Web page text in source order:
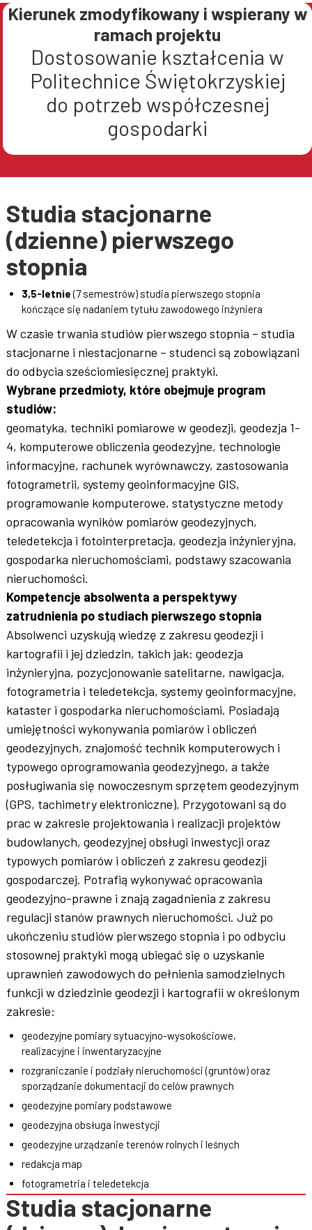
Kierunek zmodyfikowany i wspierany w
ramach projektu
Dostosowanie kształcenia w
Politechnice Świętokrzyskiej
do potrzeb współczesnej
gospodarki
Studia stacjonarne
(dzienne) pierwszego
stopnia
3,5-letnie(7 semestrów) studia pierwszego stopnia
kończące się nadaniem tytułu zawodowego inżyniera
W czasie trwania studiów pierwszego stopnia – studia
stacjonarne i niestacjonarne – studenci są zobowiązani
do odbycia sześciomiesięcznej praktyki.
Wybrane przedmioty, które obejmuje program
studiów:
geomatyka, techniki pomiarowe w geodezji, geodezja 1-
4, komputerowe obliczenia geodezyjne, technologie
informacyjne, rachunek wyrównawczy, zastosowania
fotogrametrii, systemy geoinformacyjne GIS,
programowanie komputerowe, statystyczne metody
opracowania wyników pomiarów geodezyjnych,
teledetekcja i fotointerpretacja, geodezja inżynieryjna,
gospodarka nieruchomościami, podstawy szacowania
nieruchomości.
Kompetencje absolwenta a perspektywy
zatrudnienia po studiach pierwszego stopnia
Absolwenci uzyskują wiedzę z zakresu geodezji i
kartografii i jej dziedzin, takich jak: geodezja
inżynieryjna, pozycjonowanie satelitarne, nawigacja,
fotogrametria i teledetekcja, systemy geoinformacyjne,
kataster i gospodarka nieruchomościami. Posiadają
umiejętności wykonywania pomiarów i obliczeń
geodezyjnych, znajomość technik komputerowych i
typowego oprogramowania geodezyjnego, a także
posługiwania się nowoczesnym sprzętem geodezyjnym
(GPS, tachimetry elektroniczne). Przygotowani są do
prac w zakresie projektowania i realizacji projektów
budowlanych, geodezyjnej obsługi inwestycji oraz
typowych pomiarów i obliczeń z zakresu geodezji
gospodarczej. Potrafią wykonywać opracowania
geodezyjno-prawne i znają zagadnienia z zakresu
regulacji stanów prawnych nieruchomości. Już po
ukończeniu studiów pierwszego stopnia i po odbyciu
stosownej praktyki mogą ubiegać się o uzyskanie
uprawnień zawodowych do pełnienia samodzielnych
funkcji w dziedzinie geodezji i kartografii w określonym
zakresie:
geodezyjne pomiary sytuacyjno-wysokościowe,
realizacyjne i inwentaryzacyjne
rozgraniczanie i podziały nieruchomości (gruntów) oraz
sporządzanie dokumentacji do celów prawnych
geodezyjne pomiary podstawowe
geodezyjna obsługa inwestycji
geodezyjne urządzanie terenów rolnych i leśnych
redakcja map
fotogrametria i teledetekcja
Studia stacjonarne
Współpraca
Sklep PŚk
Kontakt